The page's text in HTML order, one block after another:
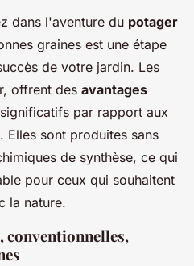
dans l'aventure du potager
graines est une étape
de votre jardin. Les
offrent des avantages
significatifs par rapport aux
Elles sont produites sans
de synthèse, ce qui
pour ceux qui souhaitent
la nature.
conventionnelles,